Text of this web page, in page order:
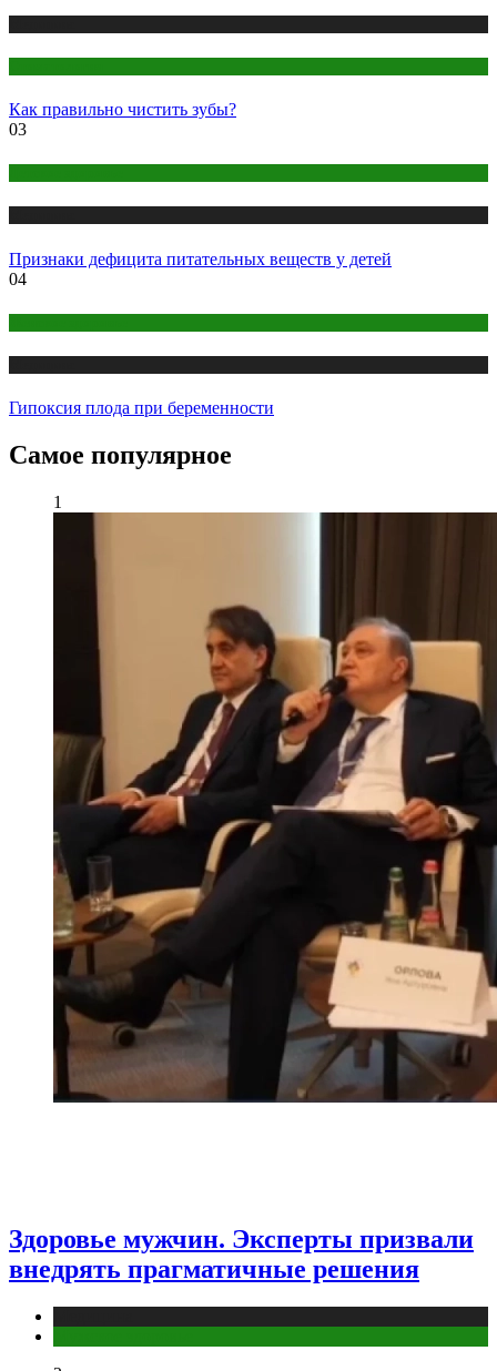
Как правильно чистить зубы?
03
Признаки дефицита питательных веществ у детей
04
Гипоксия плода при беременности
Самое популярное
1
Здоровье мужчин. Эксперты призвали
внедрять прагматичные решения